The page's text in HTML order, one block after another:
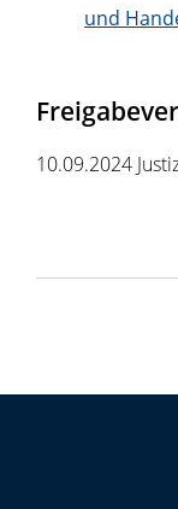
und
10.09.2024